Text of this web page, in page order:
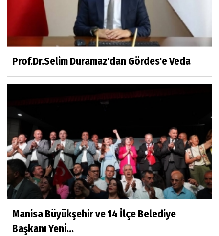
Dr.Fatih KESKİN
Millî Edebiyat, Millî Şuur, Millî Takım
Sıracettin ÇELİK
Çalıkuşu
Dr.Tuğçe Yıldırım
Aşı: Toplum Sağlığının Görünmez Kalkanı
Hatice CAVULDAK
Prof.Dr.Selim Duramaz'dan Gördes'e Veda
Manisa Büyükşehir ve 14 İlçe Belediye
Başkanı Yeni...